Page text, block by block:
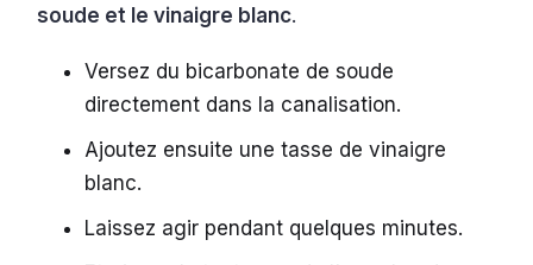
soude et le vinaigre blanc.
Versez du bicarbonate de soude
directement dans la canalisation.
Ajoutez ensuite une tasse de vinaigre
blanc.
Laissez agir pendant quelques minutes.